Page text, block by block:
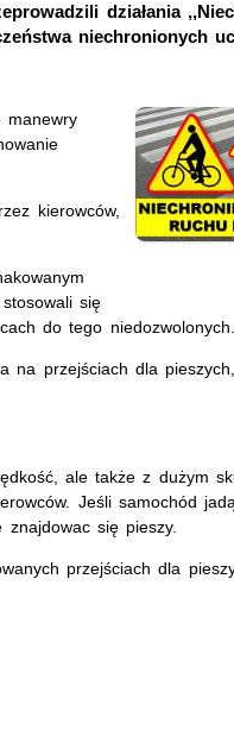
działania
niechronionych
manewry
kierowców,
się
do tego niedozwolonych.
na przejściach dla
ale także z dużym
Jeśli samochód
się pieszy.
przejściach dla